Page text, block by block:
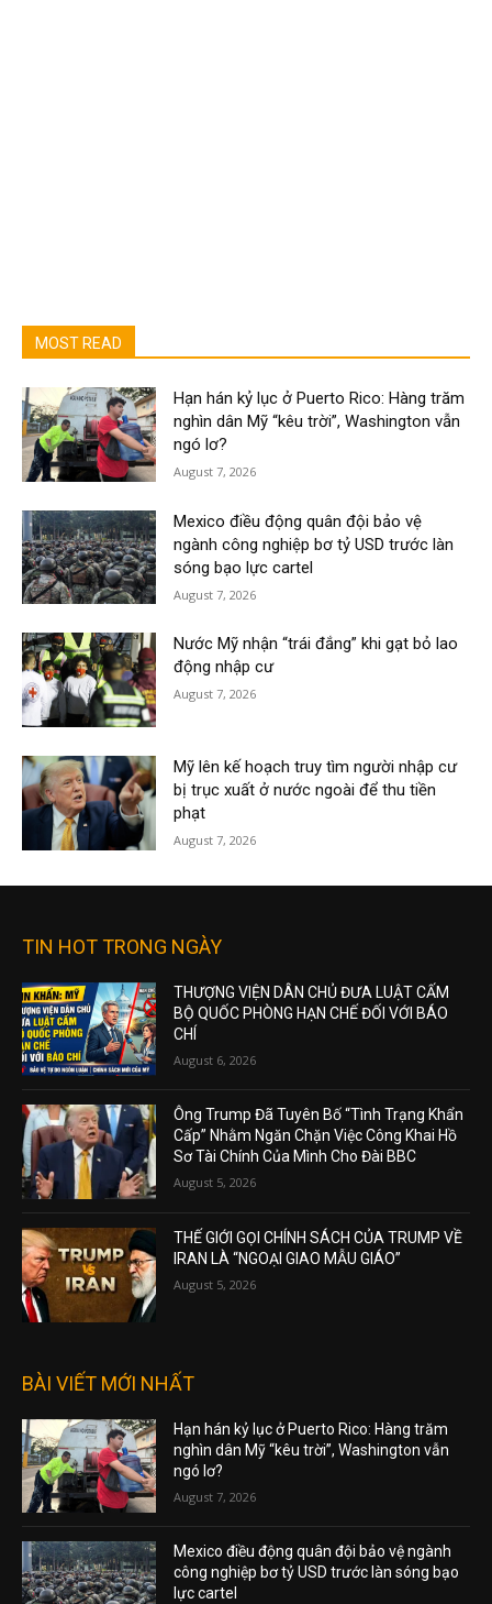
MOST READ
Hạn hán kỷ lục ở Puerto Rico: Hàng trăm
nghìn dân Mỹ “kêu trời”, Washington vẫn
ngó lơ?
August 7, 2026
Mexico điều động quân đội bảo vệ
ngành công nghiệp bơ tỷ USD trước làn
sóng bạo lực cartel
August 7, 2026
Nước Mỹ nhận “trái đắng” khi gạt bỏ lao
động nhập cư
August 7, 2026
Mỹ lên kế hoạch truy tìm người nhập cư
bị trục xuất ở nước ngoài để thu tiền
phạt
August 7, 2026
TIN HOT TRONG NGÀY
THƯỢNG VIỆN DÂN CHỦ ĐƯA LUẬT CẤM
BỘ QUỐC PHÒNG HẠN CHẾ ĐỐI VỚI BÁO
CHÍ
August 6, 2026
Ông Trump Đã Tuyên Bố “Tình Trạng Khẩn
Cấp” Nhằm Ngăn Chặn Việc Công Khai Hồ
Sơ Tài Chính Của Mình Cho Đài BBC
August 5, 2026
THẾ GIỚI GỌI CHÍNH SÁCH CỦA TRUMP VỀ
IRAN LÀ “NGOẠI GIAO MẪU GIÁO”
August 5, 2026
BÀI VIẾT MỚI NHẤT
Hạn hán kỷ lục ở Puerto Rico: Hàng trăm
nghìn dân Mỹ “kêu trời”, Washington vẫn
ngó lơ?
August 7, 2026
Mexico điều động quân đội bảo vệ ngành
công nghiệp bơ tỷ USD trước làn sóng bạo
lực cartel